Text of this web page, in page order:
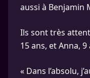
aussi à Benjamin
Ils sont très
15 ans, et Anna, 9
« Dans l’absolu,